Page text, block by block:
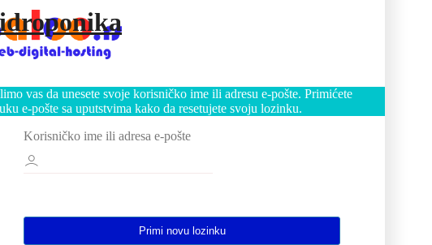
vas da unesete svoje korisničko ime ili adresu e-pošte. Primićete
e-pošte sa uputstvima kako da resetujete svoju lozinku.
Korisničko ime ili adresa e-pošte